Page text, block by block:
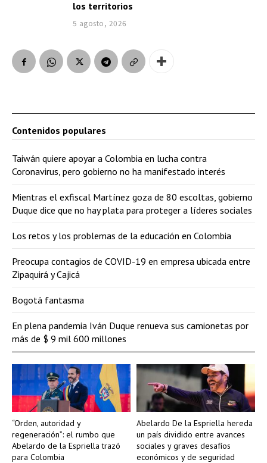
los territorios
5 agosto, 2026
“Orden, autoridad y
regeneración”: el rumbo que
Abelardo de la Espriella trazó
para Colombia
Abelardo De la Espriella hereda
un país dividido entre avances
sociales y graves desafíos
económicos y de seguridad
Contenidos populares
Taiwán quiere apoyar a Colombia en lucha contra
Coronavirus, pero gobierno no ha manifestado interés
Mientras el exfiscal Martínez goza de 80 escoltas, gobierno
Duque dice que no hay plata para proteger a líderes sociales
Los retos y los problemas de la educación en Colombia
Preocupa contagios de COVID-19 en empresa ubicada entre
Zipaquirá y Cajicá
Bogotá fantasma
En plena pandemia Iván Duque renueva sus camionetas por
más de $ 9 mil 600 millones